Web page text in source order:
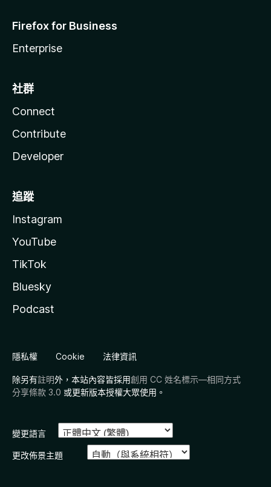
Firefox for Business
Enterprise
社群
Connect
Contribute
Developer
追蹤
Instagram
YouTube
TikTok
Bluesky
Podcast
隱私權 Cookie 法律資訊
除另有註明外，本站內容皆採用創用 CC 姓名標示—相同方式
分享條款 3.0 或更新版本授權大眾使用。
變更語言
更改佈景主題